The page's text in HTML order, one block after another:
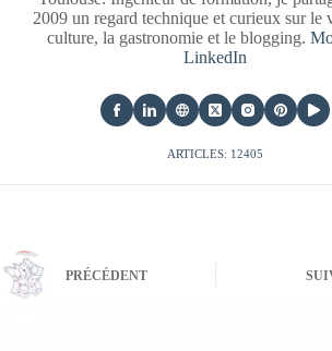
2009 un regard technique et curieux sur le
culture, la gastronomie et le blogging.
LinkedIn
ARTICLES: 12405
PRÉCÉDENT